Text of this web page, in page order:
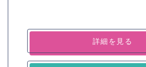
詳細を見る